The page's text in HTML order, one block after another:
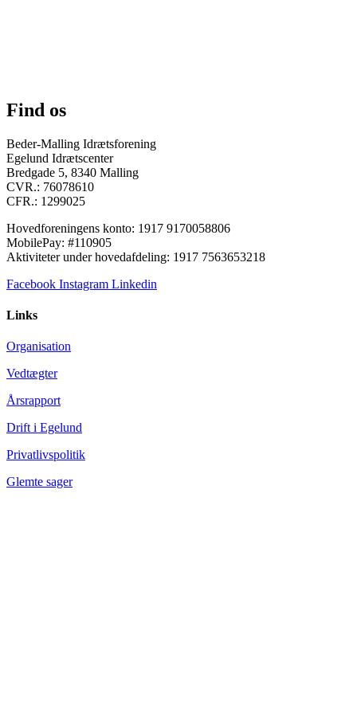
Find os
Beder-Malling Idrætsforening
Egelund Idrætscenter
Bredgade 5, 8340 Malling
CVR.: 76078610
CFR.: 1299025
Hovedforeningens konto: 1917 9170058806
MobilePay: #110905
Aktiviteter under hovedafdeling: 1917 7563653218
Facebook Instagram Linkedin
Links
Organisation
Vedtægter
Årsrapport
Drift i Egelund
Privatlivspolitik
Glemte sager